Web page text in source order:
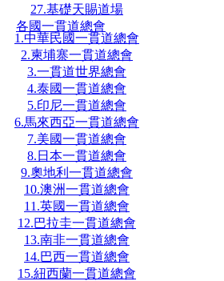
27.基礎天賜道場
各國一貫道總會
1.中華民國一貫道總會
2.柬埔寨一貫道總會
3.一貫道世界總會
4.泰國一貫道總會
5.印尼一貫道總會
6.馬來西亞一貫道總會
7.美國一貫道總會
8.日本一貫道總會
9.奧地利一貫道總會
10.澳洲一貫道總會
11.英國一貫道總會
12.巴拉圭一貫道總會
13.南非一貫道總會
14.巴西一貫道總會
15.紐西蘭一貫道總會